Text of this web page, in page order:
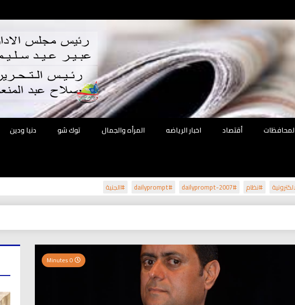
الحلم
نيوز
أقتصاد اخبار الرياضه المرأه والجمال توك شو دنيا ودين
#نظام #dailyprompt-2007
#dailyprompt #الجنية